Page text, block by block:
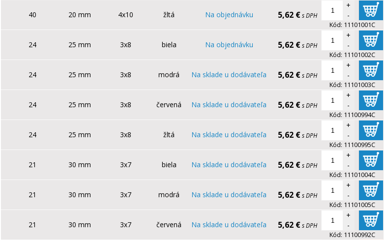
40 20 mm 4x10 žltá Na objednávku 5,62 €s DPH
+
-
Kód: 11101001C
24 25 mm 3x8 biela Na objednávku 5,62 €s DPH
+
-
Kód: 11101002C
24 25 mm 3x8 modrá Na sklade u dodávateľa 5,62 €s DPH
+
-
Kód: 11101003C
24 25 mm 3x8 červená Na sklade u dodávateľa 5,62 €s DPH
+
-
Kód: 11100994C
24 25 mm 3x8 žltá Na sklade u dodávateľa 5,62 €s DPH
+
-
Kód: 11100995C
21 30 mm 3x7 biela Na sklade u dodávateľa 5,62 €s DPH
+
-
Kód: 11101004C
21 30 mm 3x7 modrá Na sklade u dodávateľa 5,62 €s DPH
+
-
Kód: 11101005C
21 30 mm 3x7 červená Na sklade u dodávateľa 5,62 €s DPH
+
-
Kód: 11100992C